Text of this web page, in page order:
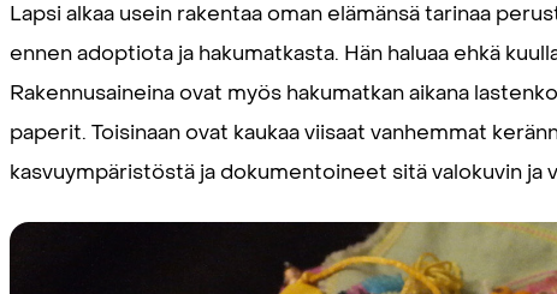
Lapsi alkaa usein rakentaa oman elämänsä tarinaa
ennen adoptiota ja hakumatkasta. Hän haluaa ehkä
Rakennusaineina ovat myös hakumatkan aikana
paperit. Toisinaan ovat kaukaa viisaat vanhemmat
kasvuympäristöstä ja dokumentoineet sitä valokuvin ja